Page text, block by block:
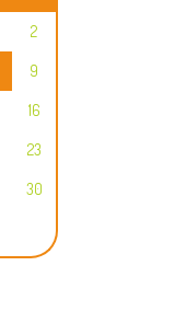
2
9
16
23
30